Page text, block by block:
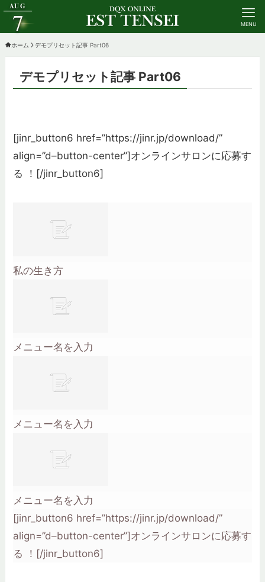
防衛軍スケジュ
お問い合わせ
MENU
AUG
7
ホーム デモプリセット記事 Part06
デモプリセット記事 Part06
[jinr_button6 href=”https://jinr.jp/download/”
align=”d–button-center”] オンラインサロンに応募す
る ！ [/jinr_button6]
私の生き方
メニュー名を入力
メニュー名を入力
メニュー名を入力
[jinr_button6 href=”https://jinr.jp/download/”
align=”d–button-center”] オンラインサロンに応募す
る ！ [/jinr_button6]